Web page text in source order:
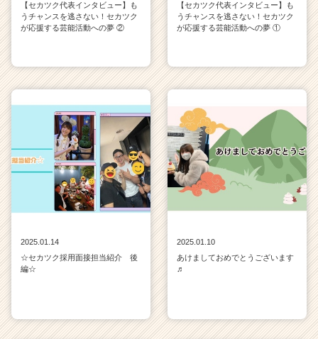
【セカツク代表インタビュー】も
うチャンスを逃さない！セカツク
が応援する芸能活動への夢 ②
【セカツク代表インタビュー】も
うチャンスを逃さない！セカツク
が応援する芸能活動への夢 ①
2025.01.14
☆セカツク採用面接担当紹介 後
編☆
2025.01.10
あけましておめでとうございます
♬